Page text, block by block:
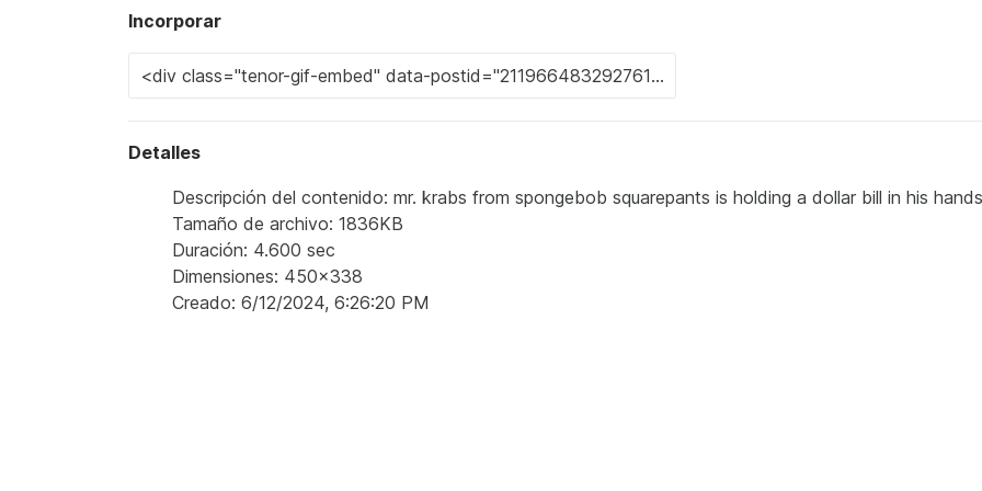
Incorporar
Detalles
Descripción del contenido: mr. krabs from spongebob squarepants is holding a dollar bill in his
Tamaño de archivo: 1836KB
Duración: 4.600 sec
Dimensiones: 450x338
Creado: 6/12/2024, 6:26:20 PM